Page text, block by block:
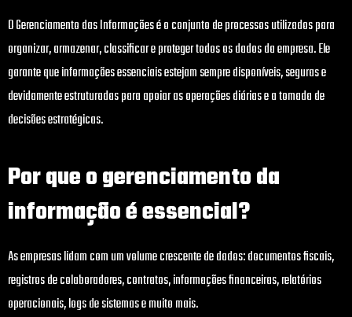
O Gerenciamento das Informações é o conjunto de processos utilizados para
organizar, armazenar, classificar e proteger todos os dados da empresa. Ele
garante que informações essenciais estejam sempre disponíveis, seguras e
devidamente estruturadas para apoiar as operações diárias e a tomada de
decisões estratégicas.
Por que o gerenciamento da
informação é essencial?
As empresas lidam com um volume crescente de dados: documentos fiscais,
registros de colaboradores, contratos, informações financeiras, relatórios
operacionais, logs de sistemas e muito mais.